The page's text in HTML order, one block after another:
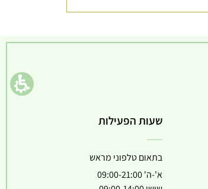
שעות הפעילות
בתאום טלפוני מראש
א'-ה' 09:00-21:00